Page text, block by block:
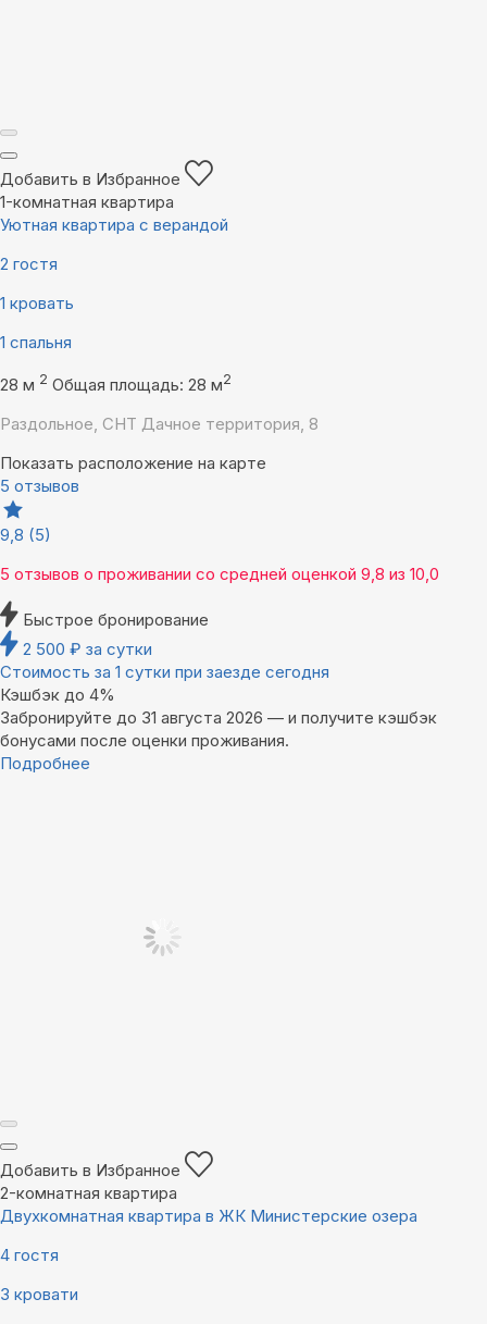
Добавить в Избранное
1-комнатная квартира
Уютная квартира с верандой
2 гостя
1 кровать
1 спальня
28 м 2 Общая площадь: 28 м2
Раздольное, СНТ Дачное территория, 8
Показать расположение на карте
5 отзывов
9,8 (5)
5 отзывов о проживании со средней оценкой 9,8 из 10,0
Быстрое бронирование
2 500 ₽ за сутки
Стоимость за 1 сутки при заезде сегодня
Кэшбэк до 4%
Забронируйте до 31 августа 2026 — и получите кэшбэк
бонусами после оценки проживания.
Подробнее
Добавить в Избранное
2-комнатная квартира
Двухкомнатная квартира в ЖК Министерские озера
4 гостя
3 кровати